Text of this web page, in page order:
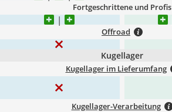
Fortgeschrittene und Profis
Offroad
Kugellager
Kugellager im Lieferumfang
Kugellager-Verarbeitung